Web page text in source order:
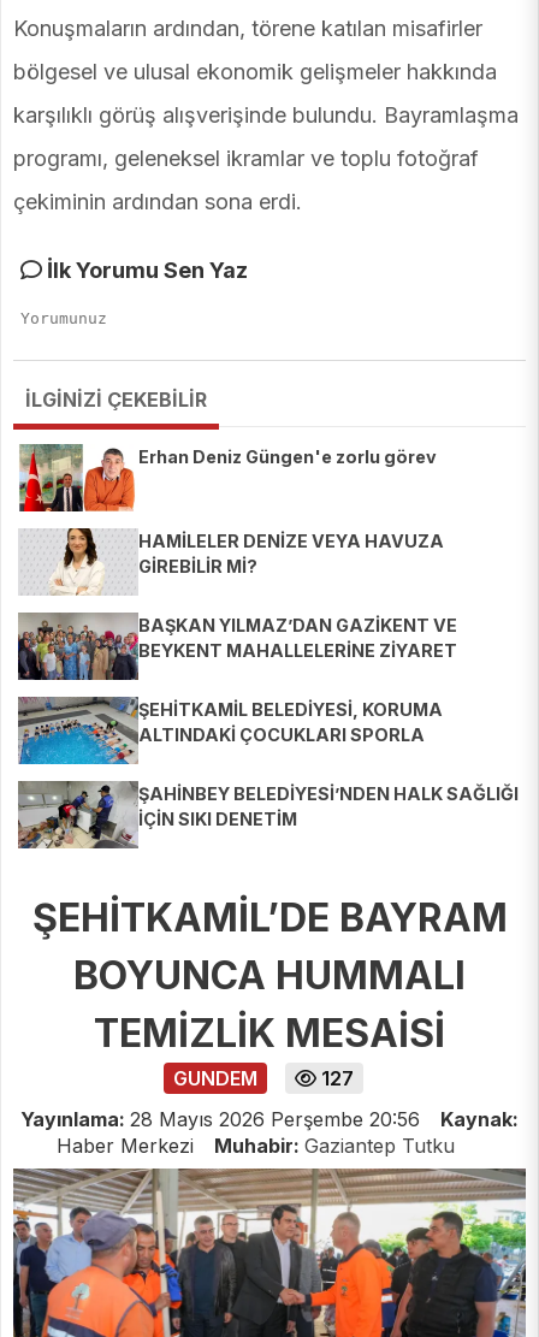
Konuşmaların ardından, törene katılan misafirler
bölgesel ve ulusal ekonomik gelişmeler hakkında
karşılıklı görüş alışverişinde bulundu. Bayramlaşma
programı, geleneksel ikramlar ve toplu fotoğraf
çekiminin ardından sona erdi.
İlk Yorumu Sen Yaz
İLGİNİZİ ÇEKEBİLİR
Erhan Deniz Güngen'e zorlu görev
HAMİLELER DENİZE VEYA HAVUZA
GİREBİLİR Mİ?
BAŞKAN YILMAZ’DAN GAZİKENT VE
BEYKENT MAHALLELERİNE ZİYARET
ŞEHİTKAMİL BELEDİYESİ, KORUMA
ALTINDAKİ ÇOCUKLARI SPORLA
ŞAHİNBEY BELEDİYESİ’NDEN HALK SAĞLIĞI
İÇİN SIKI DENETİM
ŞEHİTKAMİL’DE BAYRAM
BOYUNCA HUMMALI
TEMİZLİK MESAİSİ
GUNDEM
127
Yayınlama: 28 Mayıs 2026 Perşembe 20:56
Kaynak:
Haber Merkezi
Muhabir: Gaziantep Tutku